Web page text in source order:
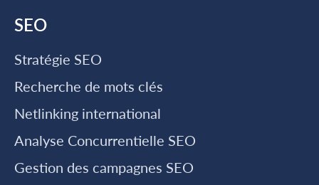
SEO
Stratégie SEO
Recherche de mots clés
Netlinking international
Analyse Concurrentielle SEO
Gestion des campagnes SEO